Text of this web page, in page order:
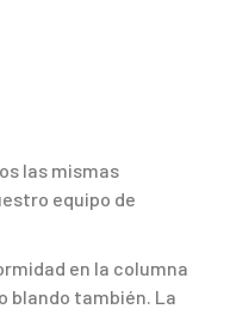
las mismas
equipo de
en la columna
blando también. La